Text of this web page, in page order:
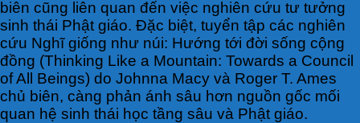
biên cũng liên quan đến việc nghiên cứu tư tưởng
sinh thái Phật giáo. Đặc biệt, tuyển tập các nghiên
cứu Nghĩ giống như núi: Hướng tới đời sống cộng
đồng (Thinking Like a Mountain: Towards a Council
of All Beings) do Johnna Macy và Roger T. Ames
chủ biên, càng phản ánh sâu hơn nguồn gốc mối
quan hệ sinh thái học tầng sâu và Phật giáo.